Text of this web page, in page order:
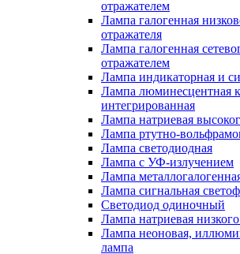
отражателем
Лампа галогенная
отражателя
Лампа галогенная
отражателем
Лампа индикаторная и
Лампа люминесцентная
интегрированная
Лампа натриевая
Лампа ртутно-
Лампа светодиодная
Лампа с УФ-излучением
Лампа
Лампа сигнальная
Светодиод одиночный
Лампа натриевая
Лампа неоновая,
лампа